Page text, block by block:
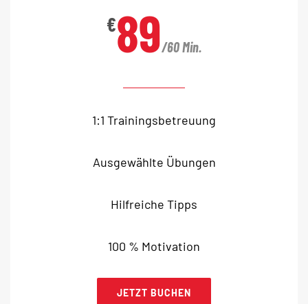
€89/60 Min.
1:1 Trainingsbetreuung
Ausgewählte Übungen
Hilfreiche Tipps
100 % Motivation
JETZT BUCHEN